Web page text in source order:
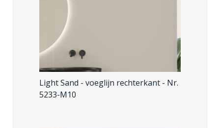
Light Sand - voeglijn rechterkant - Nr.
5233-M10